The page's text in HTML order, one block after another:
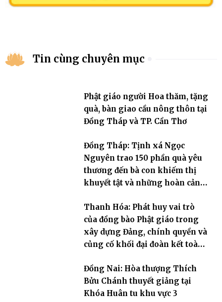
Tin cùng chuyên mục
Phật giáo người Hoa thăm, tặng
quà, bàn giao cầu nông thôn tại
Đồng Tháp và TP. Cần Thơ
Đồng Tháp: Tịnh xá Ngọc
Nguyên trao 150 phần quà yêu
thương đến bà con khiếm thị
khuyết tật và những hoàn cảnh
Thanh Hóa: Phát huy vai trò
của đồng bào Phật giáo trong
xây dựng Đảng, chính quyền và
củng cố khối đại đoàn kết toàn
Đồng Nai: Hòa thượng Thích
Bửu Chánh thuyết giảng tại
Khóa Huân tu khu vực 3